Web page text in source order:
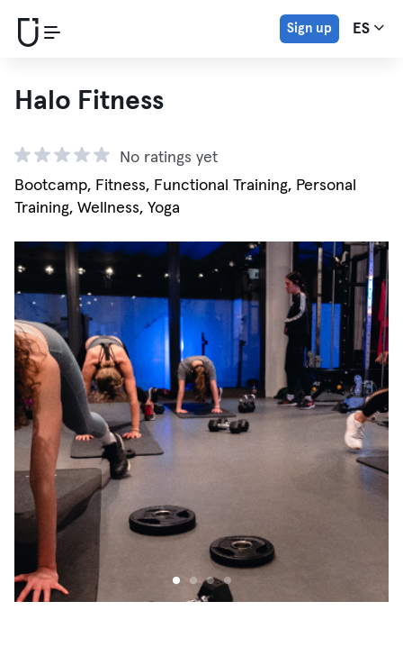
Sign up ES
Halo Fitness
No ratings yet
Bootcamp, Fitness, Functional Training, Personal
Training, Wellness, Yoga